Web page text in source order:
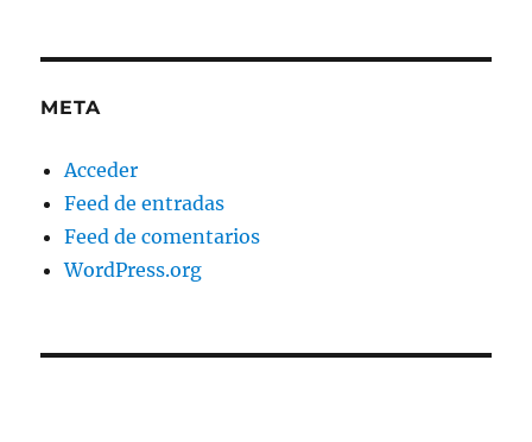
META
Acceder
Feed de entradas
Feed de comentarios
WordPress.org